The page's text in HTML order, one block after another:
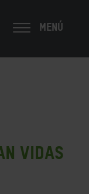
MENÚ
vidas